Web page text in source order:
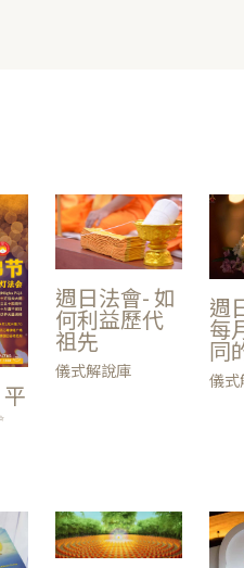
週日法會- 如
何利益歷代
祖先
儀式解說庫
週
每
同
儀式